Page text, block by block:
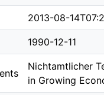
2013-08-
1990-12-11
Nichtamtlicher
in Growing